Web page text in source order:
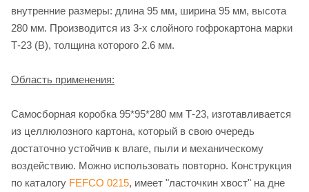
внутренние размеры: длина 95 мм, ширина 95 мм, высота
280 мм. Производится из 3-х слойного гофрокартона марки
Т-23 (В), толщина которого 2.6 мм.
Область применения:
Самосборная коробка 95*95*280 мм Т-23, изготавливается
из целлюлозного картона, который в свою очередь
достаточно устойчив к влаге, пыли и механическому
воздействию. Можно использовать повторно. Конструкция
по каталогу FEFCO 0215, имеет "ласточкин хвост" на дне